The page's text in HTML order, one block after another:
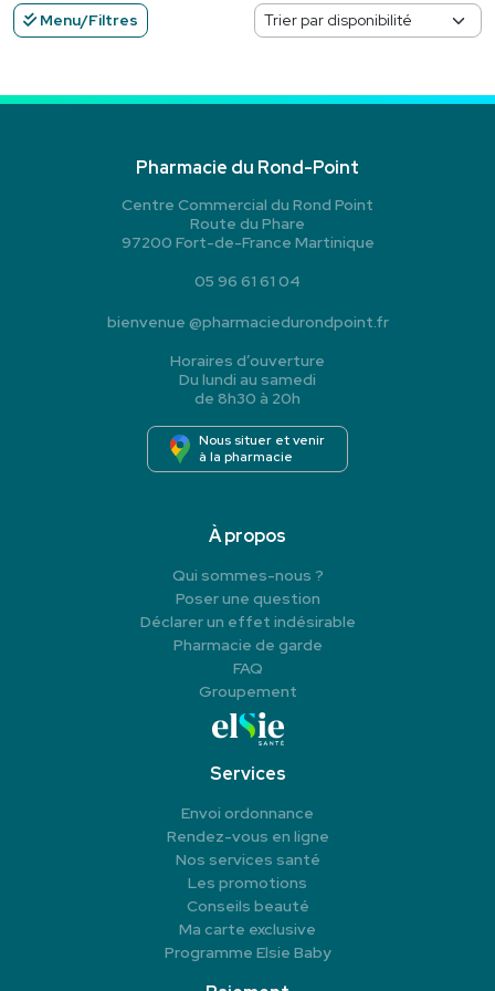
Menu/Filtres
Pharmacie du Rond-Point
Centre Commercial du Rond Point
Route du Phare
97200 Fort-de-France Martinique
05 96 61 61 04
bienvenue @pharmaciedurondpoint.fr
Horaires d’ouverture
Du lundi au samedi
de 8h30 à 20h
Nous situer et venir
à la pharmacie
À propos
Qui sommes-nous ?
Poser une question
Déclarer un effet indésirable
Pharmacie de garde
FAQ
Groupement
Services
Envoi ordonnance
Rendez-vous en ligne
Nos services santé
Les promotions
Conseils beauté
Ma carte exclusive
Programme Elsie Baby